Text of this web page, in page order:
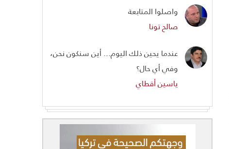
واصلوا المتابعة
صالح تونا
عندما يحين ذلك اليوم... أين سنكون نحن،
وفي أي حال؟
ياسين أقطاي